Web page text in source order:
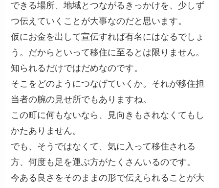
できる場所、地域とつながるきっかけを、少しず
つ伝えていくことが大事なのだと思います。
仮にお金を出して宣伝すれば有名にはなるでしょ
う。だからといって移住に至るとは限りません。
知られるだけではだめなのです。
そこをどのようにつなげていくか。それが移住担
当者の腕の見せ所でもありますね。
この町に何もないなら、見向きもされなくてもし
かたありません。
でも、そうではなくて、気に入って移住される
方、何度も足を運ぶ方がたくさんいるのです。
今ある良さをそのままの形で伝えられることが大